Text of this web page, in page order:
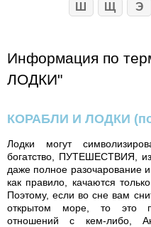
Ш
Щ Э
Информация по
ЛОДКИ"
КОРАБЛИ И ЛОДКИ
Лодки могут
богатство, ПУТЕШЕСТВИЯ,
даже полное разочарование
как правило, качаются
Поэтому, если во сне вам
открытом море, то это
отношений с кем-либо,